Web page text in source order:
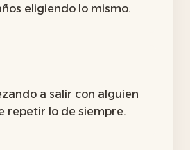
eligiendo lo mismo.
a salir con alguien
repetir lo de siempre.